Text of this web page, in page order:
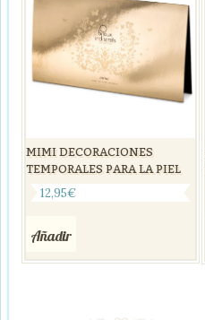
MIMI DECORACIONES
TEMPORALES PARA LA PIEL
12,95€
Añadir